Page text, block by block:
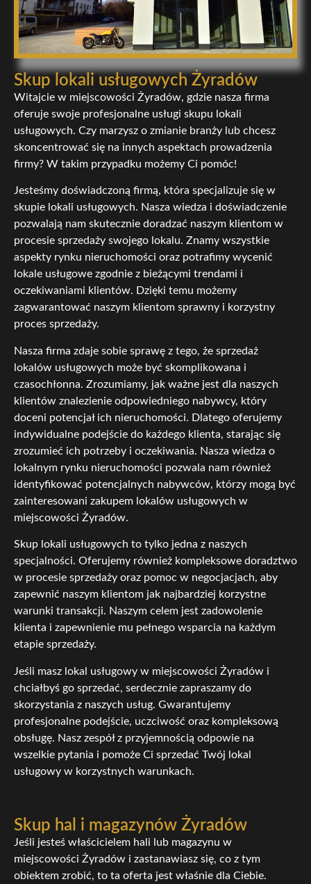
Skup lokali usługowych Żyradów
Witajcie w miejscowości Żyradów, gdzie nasza firma
oferuje swoje profesjonalne usługi skupu lokali
usługowych. Czy marzysz o zmianie branży lub chcesz
skoncentrować się na innych aspektach prowadzenia
firmy? W takim przypadku możemy Ci pomóc!
Jesteśmy doświadczoną firmą, która specjalizuje się w
skupie lokali usługowych. Nasza wiedza i doświadczenie
pozwalają nam skutecznie doradzać naszym klientom w
procesie sprzedaży swojego lokalu. Znamy wszystkie
aspekty rynku nieruchomości oraz potrafimy wycenić
lokale usługowe zgodnie z bieżącymi trendami i
oczekiwaniami klientów. Dzięki temu możemy
zagwarantować naszym klientom sprawny i korzystny
proces sprzedaży.
Nasza firma zdaje sobie sprawę z tego, że sprzedaż
lokalów usługowych może być skomplikowana i
czasochłonna. Zrozumiamy, jak ważne jest dla naszych
klientów znalezienie odpowiedniego nabywcy, który
doceni potencjał ich nieruchomości. Dlatego oferujemy
indywidualne podejście do każdego klienta, starając się
zrozumieć ich potrzeby i oczekiwania. Nasza wiedza o
lokalnym rynku nieruchomości pozwala nam również
identyfikować potencjalnych nabywców, którzy mogą być
zainteresowani zakupem lokalów usługowych w
miejscowości Żyradów.
Skup lokali usługowych to tylko jedna z naszych
specjalności. Oferujemy również kompleksowe doradztwo
w procesie sprzedaży oraz pomoc w negocjacjach, aby
zapewnić naszym klientom jak najbardziej korzystne
warunki transakcji. Naszym celem jest zadowolenie
klienta i zapewnienie mu pełnego wsparcia na każdym
etapie sprzedaży.
Jeśli masz lokal usługowy w miejscowości Żyradów i
chciałbyś go sprzedać, serdecznie zapraszamy do
skorzystania z naszych usług. Gwarantujemy
profesjonalne podejście, uczciwość oraz kompleksową
obsługę. Nasz zespół z przyjemnością odpowie na
wszelkie pytania i pomoże Ci sprzedać Twój lokal
usługowy w korzystnych warunkach.
Skup hal i magazynów Żyradów
Jeśli jesteś właścicielem hali lub magazynu w
miejscowości Żyradów i zastanawiasz się, co z tym
obiektem zrobić, to ta oferta jest właśnie dla Ciebie.